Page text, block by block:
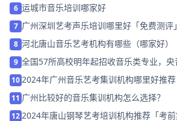
6 运城市音乐培训哪家好
7 广州深圳艺考声乐培训哪里好「免费测评」
8 河北唐山音乐艺考机构有哪些（哪家好）
9 全国57所高校明年起招收音乐类专业，央
再增全新专业！
10 2024年广州音乐艺考集训机构哪里好推荐
11 广州比较好的音乐集训机构怎么选择？
12 2024年唐山钢琴艺考培训机构推荐「考前